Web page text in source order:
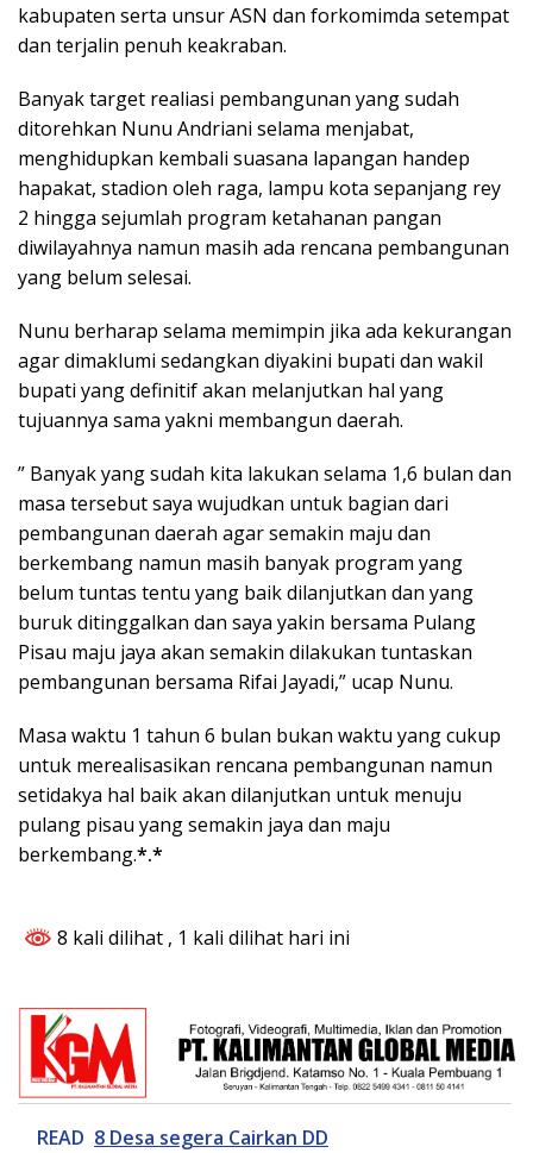
kabupaten serta unsur ASN dan forkomimda setempat
dan terjalin penuh keakraban.
Banyak target realiasi pembangunan yang sudah
ditorehkan Nunu Andriani selama menjabat,
menghidupkan kembali suasana lapangan handep
hapakat, stadion oleh raga, lampu kota sepanjang rey
2 hingga sejumlah program ketahanan pangan
diwilayahnya namun masih ada rencana pembangunan
yang belum selesai.
Nunu berharap selama memimpin jika ada kekurangan
agar dimaklumi sedangkan diyakini bupati dan wakil
bupati yang definitif akan melanjutkan hal yang
tujuannya sama yakni membangun daerah.
” Banyak yang sudah kita lakukan selama 1,6 bulan dan
masa tersebut saya wujudkan untuk bagian dari
pembangunan daerah agar semakin maju dan
berkembang namun masih banyak program yang
belum tuntas tentu yang baik dilanjutkan dan yang
buruk ditinggalkan dan saya yakin bersama Pulang
Pisau maju jaya akan semakin dilakukan tuntaskan
pembangunan bersama Rifai Jayadi,” ucap Nunu.
Masa waktu 1 tahun 6 bulan bukan waktu yang cukup
untuk merealisasikan rencana pembangunan namun
setidakya hal baik akan dilanjutkan untuk menuju
pulang pisau yang semakin jaya dan maju
berkembang.*.*
8 kali dilihat , 1 kali dilihat hari ini
READ 8 Desa segera Cairkan DD